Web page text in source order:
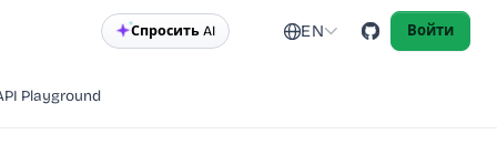
Спросить AI EN Войти
Playground